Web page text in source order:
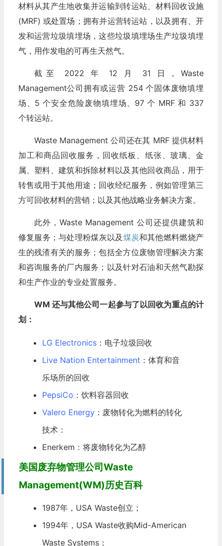
材料从其产生地收集并运输到转运站、材料回收设施
(MRF) 或处置场；拥有并运营转运站，以及拥有、开
发和运营垃圾填埋场，这些垃圾填埋场生产垃圾填埋
气，用作发电的可再生天然气。
截至 2022 年 12 月 31 日，Waste
Management公司拥有或运营 254 个固体废物填埋
场、5 个安全危险废物填埋场、97 个 MRF 和 337
个转运站。
Waste Management 公司还在其 MRF 提供材料
加工和商品回收服务，回收纸板、纸张、玻璃、金
属、塑料、建筑和拆除材料以及其他回收商品，用于
转售或用于其他用途；回收经纪服务，例如管理第三
方可回收材料的营销；以及其他战略业务解决方案。
此外，Waste Management 公司还提供建筑和
修复服务；与处理粉煤灰以及 煤炭和其他燃料燃烧产
生的残渣有关的服务；包括全方位废物管理解决方案
和咨询服务的厂内服务；以及针对石油和天然气勘探
和生产作业的专业处置服务。
WM 还与其他公司一起参与了以回收为重点的计
划：
LG Electronics：电子垃圾回收
Live Nation Entertainment ：体育和音
乐场所的回收
PepsiCo ： 饮料容器回收
Valero Energy：废物转化为燃料的转化
技术：
Enerkem：将废物转化为乙醇
美国废弃物管理公司Waste
Management(WM)历史百科
1987年，USA Waste创立；
1994年，USA Waste收购Mid-American
Waste Systems；